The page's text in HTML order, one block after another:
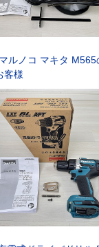
ルノコ マキタ
客様